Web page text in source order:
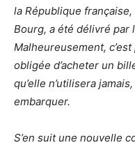
la République
Bourg, a été délivré par
Malheureusement,
obligée d’acheter un
qu’elle n’utilisera
embarquer.
S’en suit une nouvelle